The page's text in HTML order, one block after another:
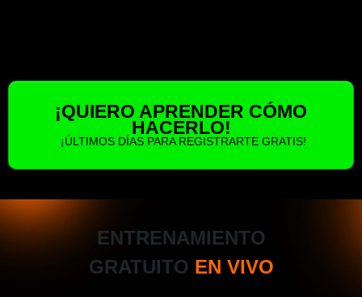
¡QUIERO APRENDER CÓMO
HACERLO!
¡ÚLTIMOS DÍAS PARA REGISTRARTE GRATIS!
ENTRENAMIENTO
GRATUITO EN VIVO